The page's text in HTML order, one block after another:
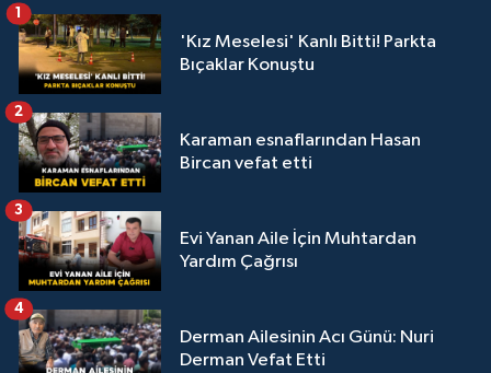
'Kız Meselesi' Kanlı Bitti! Parkta
Bıçaklar Konuştu
1
Karaman esnaflarından Hasan
Bircan vefat etti
2
Evi Yanan Aile İçin Muhtardan
Yardım Çağrısı
3
Derman Ailesinin Acı Günü: Nuri
Derman Vefat Etti
4